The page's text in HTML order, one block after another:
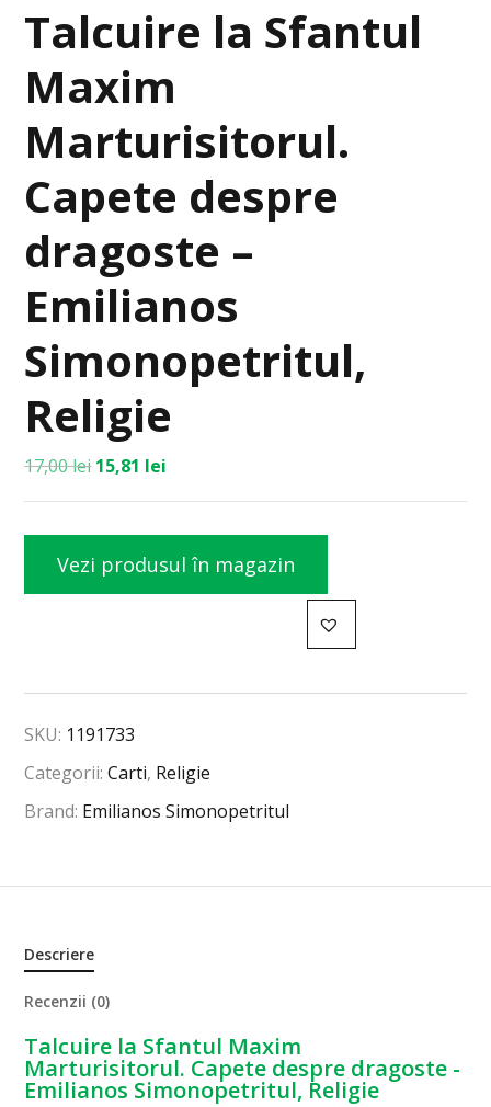
Talcuire la Sfantul
Maxim
Marturisitorul.
Capete despre
dragoste –
Emilianos
Simonopetritul,
Religie
17,00lei 15,81 lei
Vezi produsul în magazin
SKU: 1191733
Categorii:Carti, Religie
Brand: Emilianos Simonopetritul
Descriere
Recenzii (0)
Talcuire la Sfantul Maxim
Marturisitorul. Capete despre dragoste -
Emilianos Simonopetritul, Religie